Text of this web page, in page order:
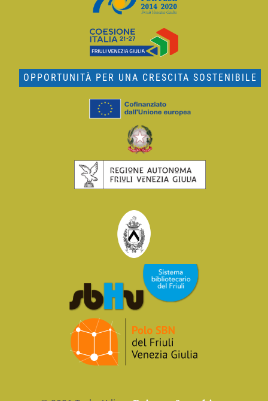
OPPORTUNITÀ PER UNA CRESCITA SOSTENIBILE